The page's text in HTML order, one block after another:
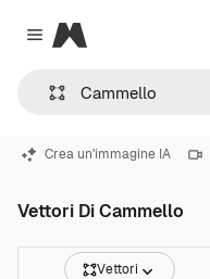
Close menu
Magnific
Crea un'immagine IA
Vettori Di Cammello
Vettori